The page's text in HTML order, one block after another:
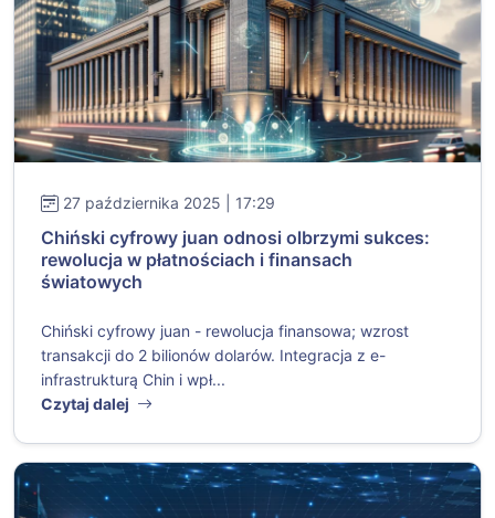
27 października 2025 | 17:29
Chiński cyfrowy juan odnosi olbrzymi sukces:
rewolucja w płatnościach i finansach
światowych
Chiński cyfrowy juan - rewolucja finansowa; wzrost
transakcji do 2 bilionów dolarów. Integracja z e-
infrastrukturą Chin i wpł...
Czytaj dalej